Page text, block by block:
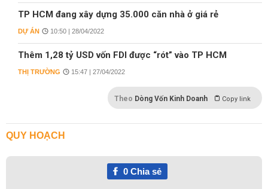
TP HCM đang xây dựng 35.000 căn nhà ở giá rẻ
DỰ ÁN 10:50 | 28/04/2022
Thêm 1,28 tỷ USD vốn FDI được “rót” vào TP HCM
THỊ TRƯỜNG 15:47 | 27/04/2022
Theo Dòng Vốn Kinh Doanh Copy link
QUY HOẠCH
0Chia sẻ